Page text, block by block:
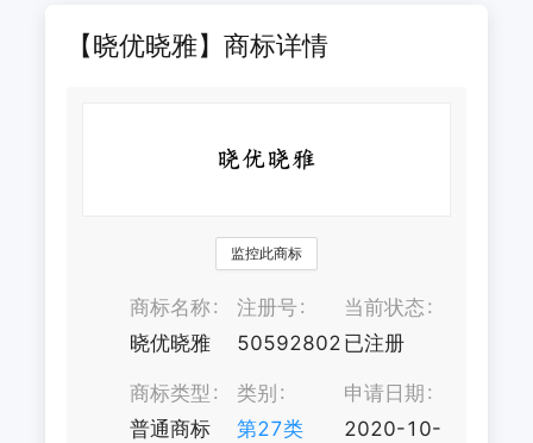
【晓优晓雅】商标详情
监控此商标
商标名称
晓优晓雅
注册号
50592802
当前状态
已注册
商标类型
普通商标
类别
第27类
申请日期
2020-10-